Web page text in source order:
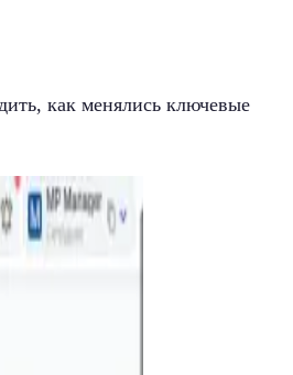
как менялись ключевые